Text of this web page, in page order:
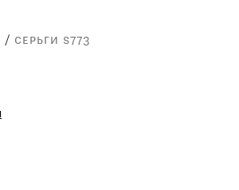
/ серьги s773